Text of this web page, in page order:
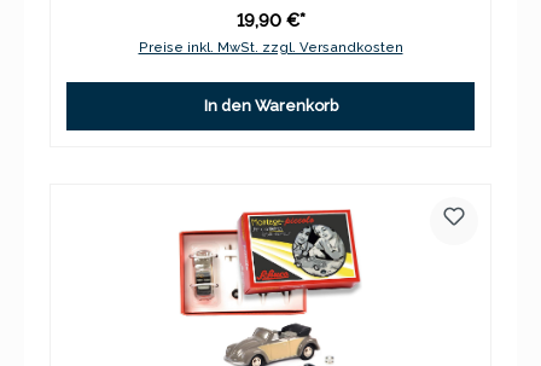
19,90 €*
Preise inkl. MwSt. zzgl. Versandkosten
In den Warenkorb